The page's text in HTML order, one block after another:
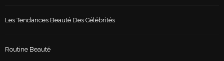
Les Tendances Beauté Des Célébrités
Routine Beauté